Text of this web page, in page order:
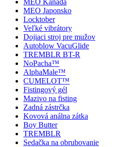
MEO Japonsko
Locktober
Veľké vibrátory
Dojiaci stroj pre mužov
Autoblow VacuGlide
TREMBLR BT-R
NoPacha™
AlphaMale™
CUMELOT™
Fistingový gél
Mazivo na fisting
Zadná zástrčka
Kovová análna zátka
Boy Butter
TREMBLR
Sedačka na obrubovanie